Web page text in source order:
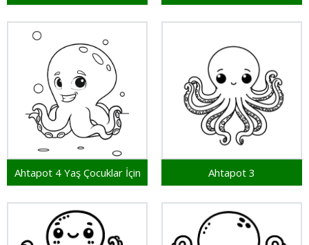
Ahtapot 4 Yaş Çocuklar İçin Ahtapot 3